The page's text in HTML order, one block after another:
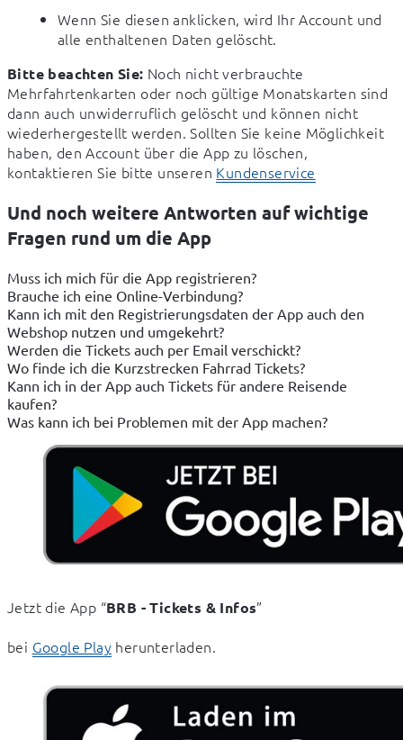
Wenn Sie diesen anklicken, wird Ihr Account und
alle enthaltenen Daten gelöscht.
Bitte beachten Sie: Noch nicht verbrauchte
Mehrfahrtenkarten oder noch gültige Monatskarten sind
dann auch unwiderruflich gelöscht und können nicht
wiederhergestellt werden. Sollten Sie keine Möglichkeit
haben, den Account über die App zu löschen,
kontaktieren Sie bitte unseren Kundenservice
Und noch weitere Antworten auf wichtige
Fragen rund um die App
Muss ich mich für die App registrieren?
Brauche ich eine Online-Verbindung?
Kann ich mit den Registrierungsdaten der App auch den
Webshop nutzen und umgekehrt?
Werden die Tickets auch per Email verschickt?
Wo finde ich die Kurzstrecken Fahrrad Tickets?
Kann ich in der App auch Tickets für andere Reisende
kaufen?
Was kann ich bei Problemen mit der App machen?
Jetzt die App “BRB - Tickets & Infos”
bei Google Play herunterladen.